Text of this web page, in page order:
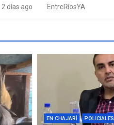
2 días ago EntreRíosYA
EN CHAJARÍ POLICIALES